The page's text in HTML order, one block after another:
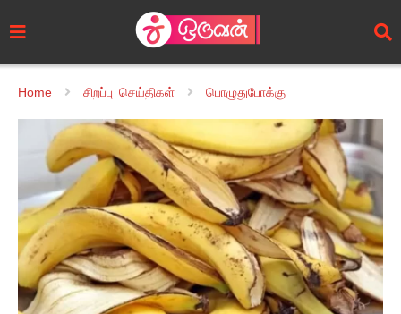
Home சிறப்பு செய்திகள் பொழுதுபோக்கு